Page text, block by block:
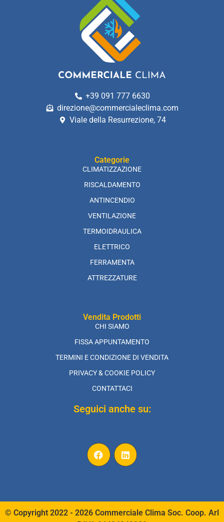
+39 091 777 6630
direzione@commercialeclima.com
Viale della Resurrezione, 74
Categorie
CLIMATIZZAZIONE
RISCALDAMENTO
ANTINCENDIO
VENTILAZIONE
TERMOIDRAULICA
ELETTRICO
FERRAMENTA
ATTREZZATURE
Vendita Prodotti
CHI SIAMO
FISSA APPUNTAMENTO
TERMINI E CONDIZIONE DI VENDITA
PRIVACY & COOKIE POLICY
CONTATTACI
Seguici anche su:
© Copyright 2022 - 2026 Commerciale Clima Soc. Coop. Arl